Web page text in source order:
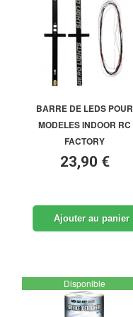
BARRE DE LEDS POUR
MODELES INDOOR RC
FACTORY
23,90 €
Ajouter au panier
Disponible